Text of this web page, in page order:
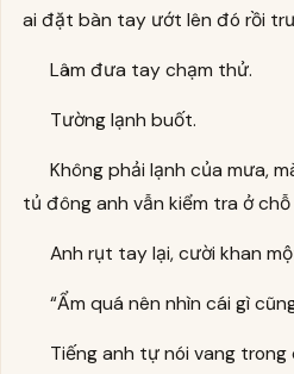
ai đặt bàn tay ướt lên đó rồi
Lâm đưa tay chạm thử.
Tường lạnh buốt.
Không phải lạnh của mưa,
tủ đông anh vẫn kiểm tra ở chỗ
Anh rụt tay lại, cười khan
“Ẩm quá nên nhìn cái gì
Tiếng anh tự nói vang trong